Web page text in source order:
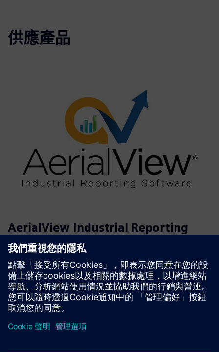
供應產品
AerialView Industrial Reporting
Software
AerialView 是我們的 MIS 報告工具，用於使用用戶定義的
模板從自動化系統生成自動化報告。
深入了解